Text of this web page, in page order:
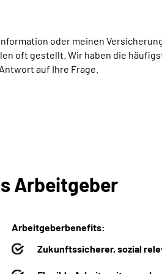
oder meinen
oft gestellt. Wir haben die
auf Ihre Frage.
Arbeitgeber
Arbeitgeberbenefits:
Zukunftssicherer, sozial